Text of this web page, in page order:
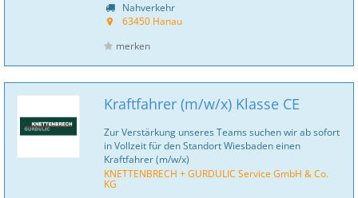
Nahverkehr
63450 Hanau
merken
Kraftfahrer (m/w/x) Klasse CE
Zur Verstärkung unseres Teams suchen wir ab sofort
in Vollzeit für den Standort Wiesbaden einen
Kraftfahrer (m/w/x)
KNETTENBRECH + GURDULIC Service GmbH & Co.
KG